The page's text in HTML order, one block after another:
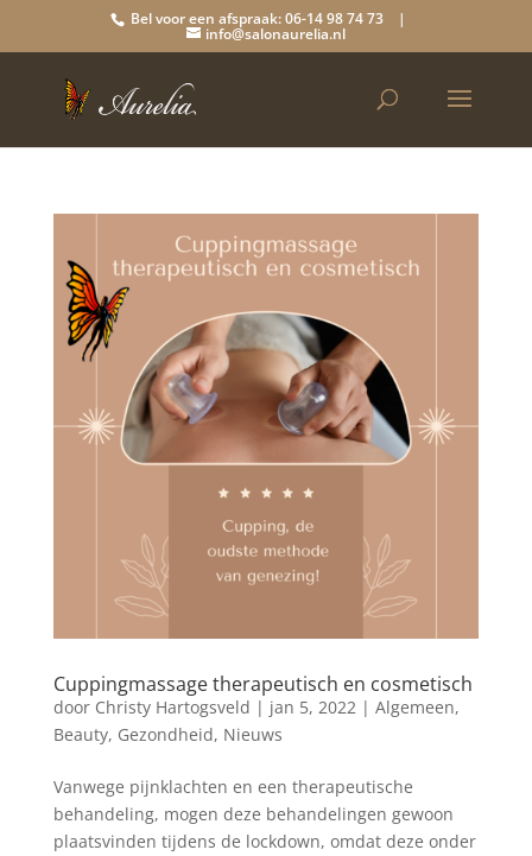
Bel voor een afspraak: 06-14 98 74 73 |
info@salonaurelia.nl
Cuppingmassage therapeutisch en cosmetisch
door Christy Hartogsveld | jan 5, 2022| Algemeen,
Beauty, Gezondheid, Nieuws
Vanwege pijnklachten en een therapeutische
behandeling, mogen deze behandelingen gewoon
plaatsvinden tijdens de lockdown, omdat deze onder